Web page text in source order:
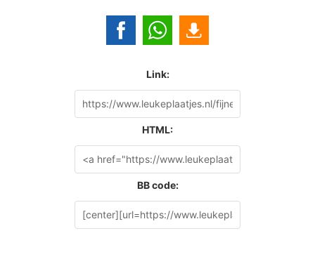
Link:
HTML:
BB code: